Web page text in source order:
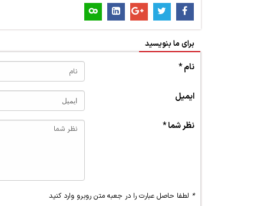
برای ما بنویسید
نام *
ایمیل
نظر شما *
* لطفا حاصل عبارت را در جعبه متن روبرو وارد کنید